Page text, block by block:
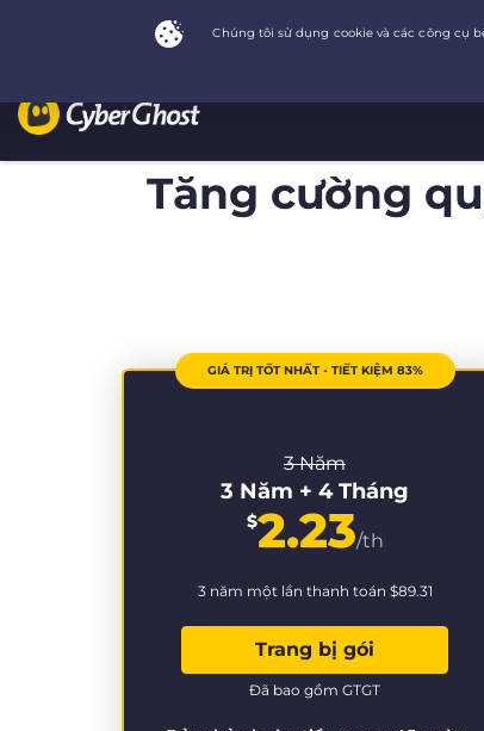
Tăng cường
GIÁ TRỊ TỐT NHẤT - TIẾT KIỆM 83%
3 Năm
3 Năm + 4 Tháng
$2.23/th
3 năm một lần thanh toán $89.31
Trang bị gói
Đã bao gồm GTGT